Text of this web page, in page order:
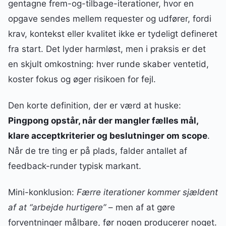
gentagne frem-og-tilbage-iterationer, hvor en
opgave sendes mellem requester og udfører, fordi
krav, kontekst eller kvalitet ikke er tydeligt defineret
fra start. Det lyder harmløst, men i praksis er det
en skjult omkostning: hver runde skaber ventetid,
koster fokus og øger risikoen for fejl.
Den korte definition, der er værd at huske:
Pingpong opstår, når der mangler fælles mål,
klare acceptkriterier og beslutninger om scope.
Når de tre ting er på plads, falder antallet af
feedback-runder typisk markant.
Mini-konklusion: Færre iterationer kommer sjældent
af at “arbejde hurtigere”– men af at gøre
forventninger målbare, før nogen producerer noget.